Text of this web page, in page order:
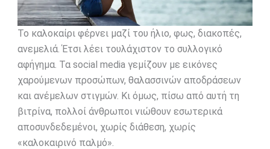
Το καλοκαίρι φέρνει μαζί του ήλιο, φως, διακοπές,
ανεμελιά. Έτσι λέει τουλάχιστον το συλλογικό
αφήγημα. Τα social media γεμίζουν με εικόνες
χαρούμενων προσώπων, θαλασσινών αποδράσεων
και ανέμελων στιγμών. Κι όμως, πίσω από αυτή τη
βιτρίνα, πολλοί άνθρωποι νιώθουν εσωτερικά
αποσυνδεδεμένοι, χωρίς διάθεση, χωρίς
«καλοκαιρινό παλμό».